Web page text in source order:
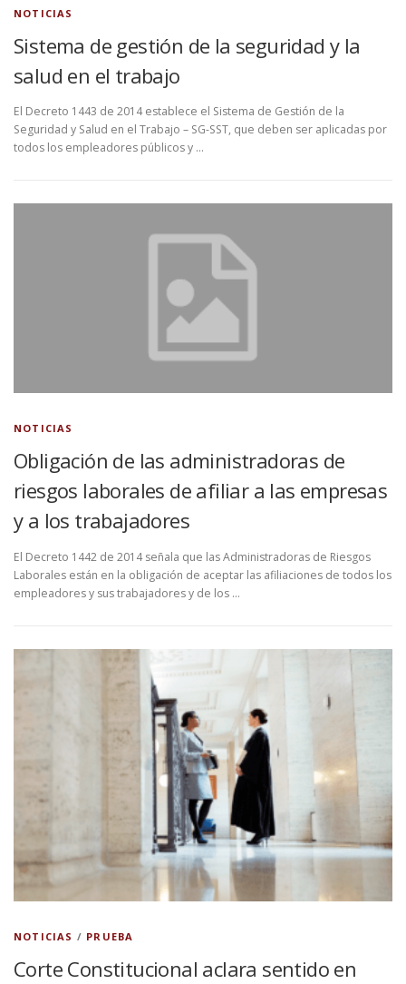
NOTICIAS
Sistema de gestión de la seguridad y la
salud en el trabajo
El Decreto 1443 de 2014 establece el Sistema de Gestión de la
Seguridad y Salud en el Trabajo – SG-SST, que deben ser aplicadas por
todos los empleadores públicos y …
NOTICIAS
Obligación de las administradoras de
riesgos laborales de afiliar a las empresas
y a los trabajadores
El Decreto 1442 de 2014 señala que las Administradoras de Riesgos
Laborales están en la obligación de aceptar las afiliaciones de todos los
empleadores y sus trabajadores y de los …
NOTICIAS / PRUEBA
Corte Constitucional aclara sentido en